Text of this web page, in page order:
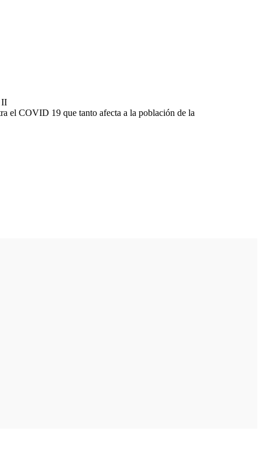
II
el COVID 19 que tanto afecta a la población de la